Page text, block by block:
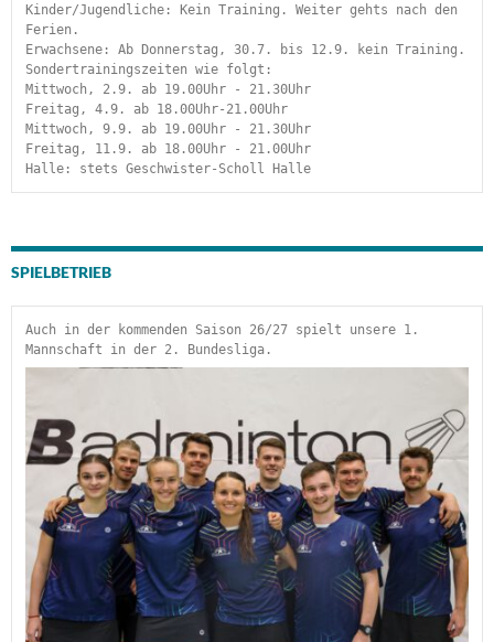
Kinder/Jugendliche: Kein Training. Weiter gehts nach den
Ferien.
Erwachsene: Ab Donnerstag, 30.7. bis 12.9. kein Training.
Sondertrainingszeiten wie folgt:
Mittwoch, 2.9. ab 19.00Uhr - 21.30Uhr
Freitag, 4.9. ab 18.00Uhr-21.00Uhr
Mittwoch, 9.9. ab 19.00Uhr - 21.30Uhr
Freitag, 11.9. ab 18.00Uhr - 21.00Uhr
Halle: stets Geschwister-Scholl Halle
SPIELBETRIEB
Auch in der kommenden Saison 26/27 spielt unsere 1.
Mannschaft in der 2. Bundesliga.